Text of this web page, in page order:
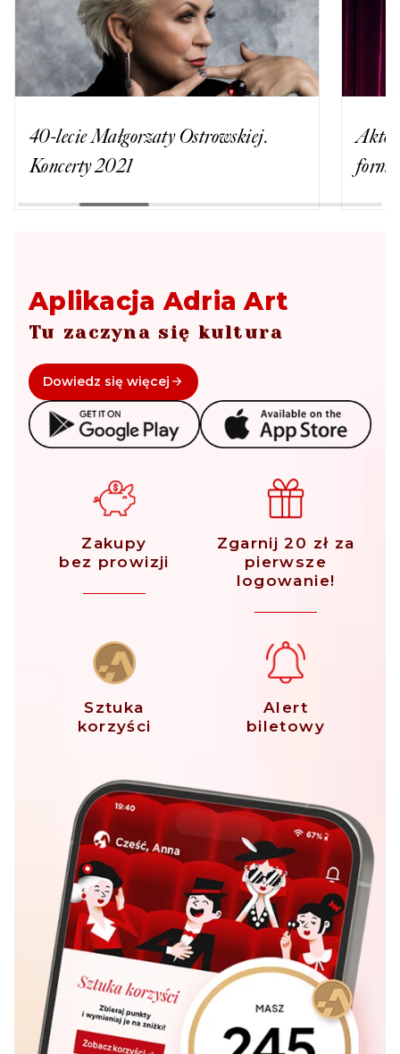
40-lecie Małgorzaty Ostrowskiej.
Koncerty 2021
Aplikacja Adria Art
Tu zaczyna się kultura
Dowiedz się więcej
Zakupy
bez prowizji
Zgarnij 20 zł za
pierwsze
logowanie!
Sztuka
korzyści
Alert
biletowy